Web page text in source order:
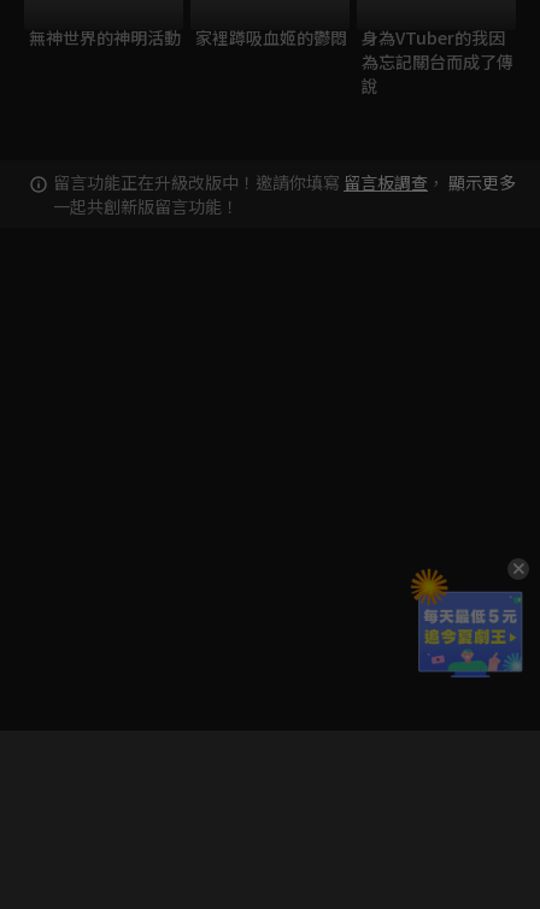
無神世界的神明活動 家裡蹲吸血姬的鬱悶
身為VTuber的我因
為忘記關台而成了傳
說
留言功能正在升級改版中！邀請你填寫 留言板調查 ，
一起共創新版留言功能！
顯示更多